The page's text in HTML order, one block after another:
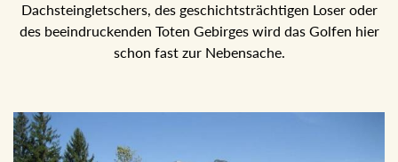
Dachsteingletschers, des geschichtsträchtigen Loser oder
des beeindruckenden Toten Gebirges wird das Golfen hier
schon fast zur Nebensache.